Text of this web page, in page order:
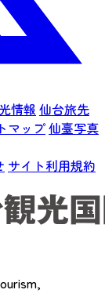
情報 仙台旅先
マップ仙臺写真
サイト利用規約